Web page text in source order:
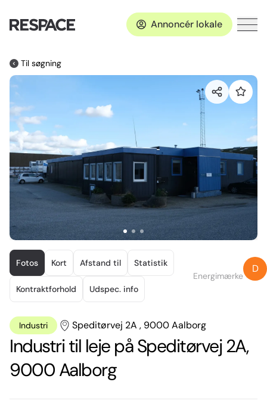
Annoncér lokale
Til søgning
Item
of
Fotos Kort Afstand til Statistik
Kontraktforhold Udspec. info
Energimærke
D
Industri Speditørvej 2A , 9000 Aalborg
Industri til leje på Speditørvej 2A,
9000 Aalborg